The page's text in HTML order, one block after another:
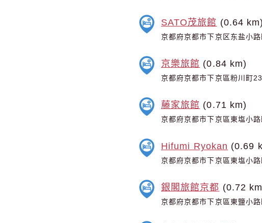
SATO茂旅館 (0.64 km)
京都府京都市下京区东盐小
京樂旅館 (0.84 km)
京都府京都市下京區粉川町
藤家旅館 (0.71 km)
京都府京都市下京區東塩小
Hifumi Ryokan (0.69
京都府京都市下京區東塩小路
銀閣旅館京都 (0.72
京都府京都市下京區東鹽小